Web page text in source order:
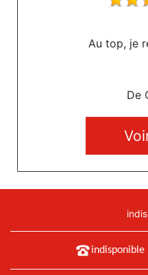
Au top, je
De
indisponible